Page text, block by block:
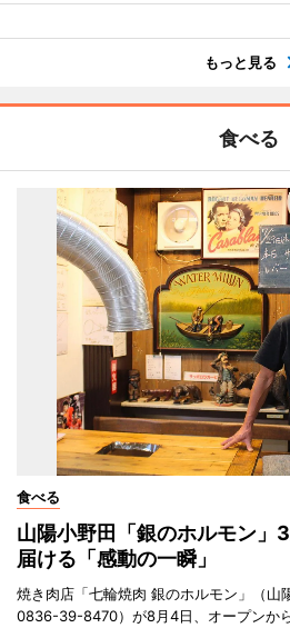
もっと見る
食べる
食べる
山陽小野田「銀のホルモン
届ける「感動の一瞬」
焼き肉店「七輪焼肉 銀のホルモン」（山
0836-39-8470）が8月4日、オープンか